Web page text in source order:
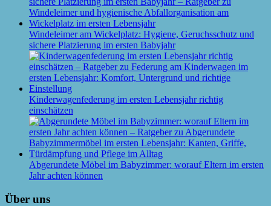
Windeleimer am Wickelplatz: Hygiene, Geruchsschutz und
sichere Platzierung im ersten Babyjahr
Kinderwagenfederung im ersten Lebensjahr richtig
einschätzen
Abgerundete Möbel im Babyzimmer: worauf Eltern im ersten
Jahr achten können
Über uns